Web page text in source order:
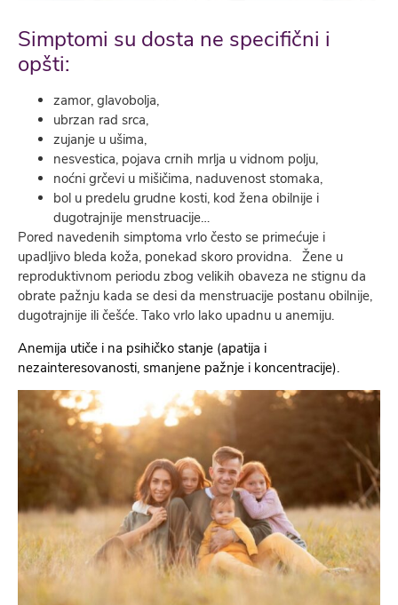
Simptomi su dosta ne specifični i
opšti:
zamor, glavobolja,
ubrzan rad srca,
zujanje u ušima,
nesvestica, pojava crnih mrlja u vidnom polju,
noćni grčevi u mišičima, naduvenost stomaka,
bol u predelu grudne kosti, kod žena obilnije i
dugotrajnije menstruacije…
Pored navedenih simptoma vrlo često se primećuje i
upadljivo bleda koža, ponekad skoro providna. Žene u
reproduktivnom periodu zbog velikih obaveza ne stignu da
obrate pažnju kada se desi da menstruacije postanu obilnije,
dugotrajnije ili češće. Tako vrlo lako upadnu u anemiju.
Anemija utiče i na psihičko stanje (apatija i
nezainteresovanosti, smanjene pažnje i koncentracije).